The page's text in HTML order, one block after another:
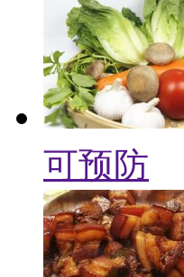
可预防